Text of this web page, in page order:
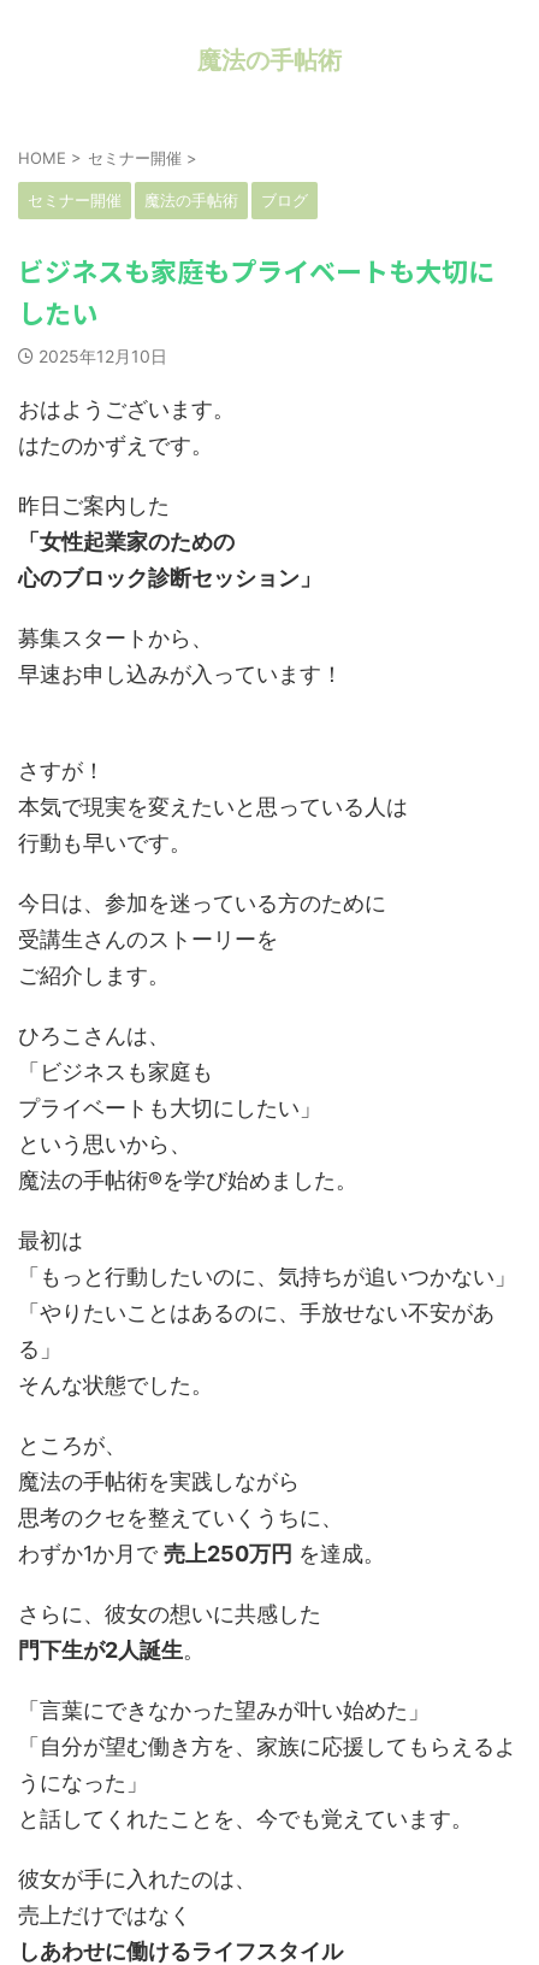
魔法の手帖術
HOME > セミナー開催 >
セミナー開催 魔法の手帖術 ブログ
ビジネスも家庭もプライベートも大切に
したい
2025年12月10日
おはようございます。
はたのかずえです。
昨日ご案内した
「女性起業家のための
心のブロック診断セッション」
募集スタートから、
早速お申し込みが入っています！
さすが！
本気で現実を変えたいと思っている人は
行動も早いです。
今日は、参加を迷っている方のために
受講生さんのストーリーを
ご紹介します。
ひろこさんは、
「ビジネスも家庭も
プライベートも大切にしたい」
という思いから、
魔法の手帖術®を学び始めました。
最初は
「もっと行動したいのに、気持ちが追いつかない」
「やりたいことはあるのに、手放せない不安があ
る」
そんな状態でした。
ところが、
魔法の手帖術を実践しながら
思考のクセを整えていくうちに、
わずか1か月で売上250万円 を達成。
さらに、彼女の想いに共感した
門下生が2人誕生。
「言葉にできなかった望みが叶い始めた」
「自分が望む働き方を、家族に応援してもらえるよ
うになった」
と話してくれたことを、今でも覚えています。
彼女が手に入れたのは、
売上だけではなく
しあわせに働けるライフスタイル